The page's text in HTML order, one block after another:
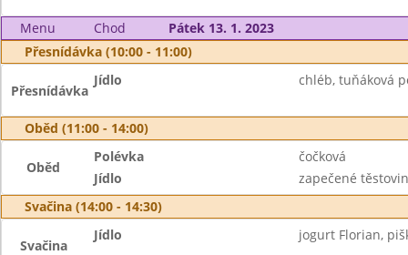
Menu Chod
Pátek 13. 1. 2023
Přesnídávka (10:00 - 11:00)
Přesnídávka
Jídlo chléb, tuňáková
Oběd (11:00 - 14:00)
Oběd
Polévka
čočková
Jídlo
zapečené
Svačina (14:00 - 14:30)
Svačina
Jídlo jogurt Florian,